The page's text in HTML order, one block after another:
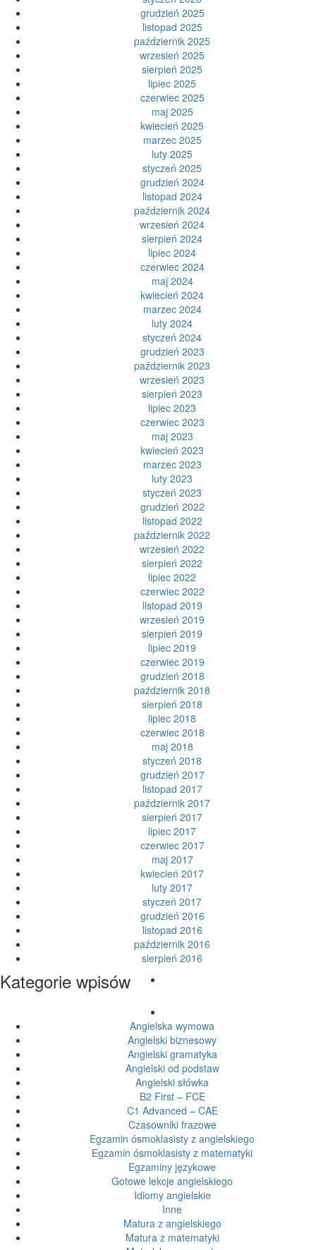
grudzień 2025
listopad 2025
październik 2025
wrzesień 2025
sierpień 2025
lipiec 2025
czerwiec 2025
maj 2025
kwiecień 2025
marzec 2025
luty 2025
styczeń 2025
grudzień 2024
listopad 2024
październik 2024
wrzesień 2024
sierpień 2024
lipiec 2024
czerwiec 2024
maj 2024
kwiecień 2024
marzec 2024
luty 2024
styczeń 2024
grudzień 2023
październik 2023
wrzesień 2023
sierpień 2023
lipiec 2023
czerwiec 2023
maj 2023
kwiecień 2023
marzec 2023
luty 2023
styczeń 2023
grudzień 2022
listopad 2022
październik 2022
wrzesień 2022
sierpień 2022
lipiec 2022
czerwiec 2022
listopad 2019
wrzesień 2019
sierpień 2019
lipiec 2019
czerwiec 2019
grudzień 2018
październik 2018
sierpień 2018
lipiec 2018
czerwiec 2018
maj 2018
styczeń 2018
grudzień 2017
listopad 2017
październik 2017
sierpień 2017
lipiec 2017
czerwiec 2017
maj 2017
kwiecień 2017
luty 2017
styczeń 2017
grudzień 2016
listopad 2016
październik 2016
sierpień 2016
Kategorie wpisów
Angielska wymowa
Angielski biznesowy
Angielski gramatyka
Angielski od podstaw
Angielski słówka
B2 First – FCE
C1 Advanced – CAE
Czasowniki frazowe
Egzamin ósmoklasisty z angielskiego
Egzamin ósmoklasisty z matematyki
Egzaminy językowe
Gotowe lekcje angielskiego
Idiomy angielskie
Inne
Matura z angielskiego
Matura z matematyki